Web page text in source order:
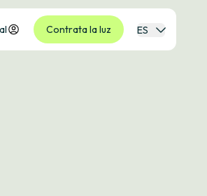
Contrata la luz ES